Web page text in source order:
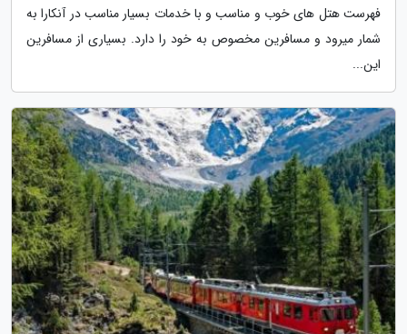
فهرست هتل های خوب و مناسب و با خدمات بسیار مناسب در آنکارا به
شمار میرود و مسافرین مخصوص به خود را دارد. بسیاری از مسافرین
این...